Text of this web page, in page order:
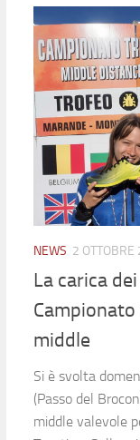
NEWS 2 OTTOBRE
La carica
middle
Si è svolta
(Passo del
middle valevole